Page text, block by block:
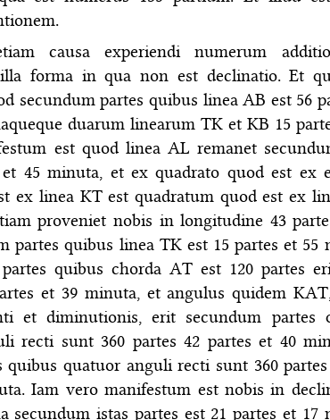
causa experiendi numerum
forma in qua non est declinatio. Et
secundum partes quibus linea AB est 56
duarum linearum TK et KB 15
est quod linea AL remanet
et 45 minuta, et ex quadrato quod est ex
ex linea KT est quadratum quod est ex
proveniet nobis in longitudine 43
partes quibus linea TK est 15 partes et 55
quibus chorda AT est 120 partes
et 39 minuta, et angulus quidem
et diminutionis, erit secundum partes
recti sunt 360 partes 42 partes et 40
quibus quatuor anguli recti sunt 360
Iam vero manifestum est nobis in
secundum istas partes est 21 partes et 17